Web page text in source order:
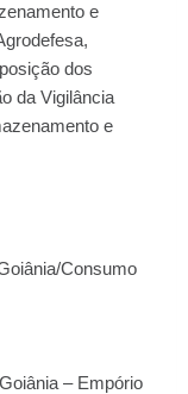
e
dos
da Vigilância
e
Consumo
– Empório